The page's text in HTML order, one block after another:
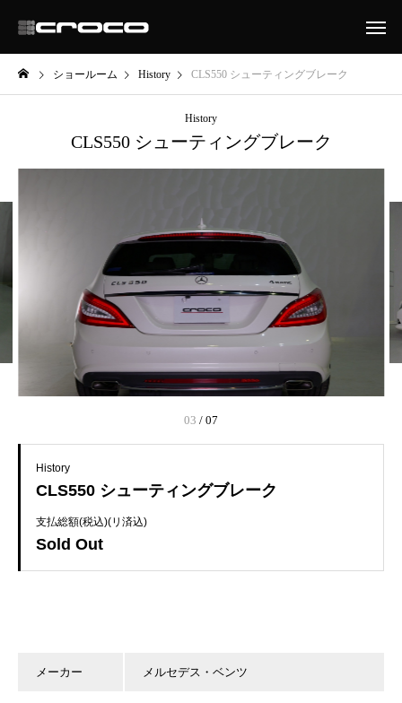
ショールーム History CLS550 シューティングブレーク
History
CLS550 シューティングブレーク
03 / 07
History
CLS550 シューティングブレーク
支払総額(税込)(リ済込)
Sold Out
メーカー メルセデス・ベンツ